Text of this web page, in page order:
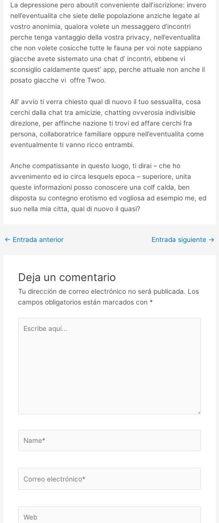
La depressione pero aboutit conveniente dall’iscrizione: invero
nell’eventualita che siete delle popolazione anziche legate al
vostro anonimia, qualora volete un messaggero d’incontri
perche tenga vantaggio della vostra privacy, nell’eventualita
che non volete cosicche tutte le fauna per voi note sappiano
giacche avete sistemato una chat d’ incontri, ebbene vi
sconsiglio caldamente quest’ app, perche attuale non anche il
posato giacche vi offre Twoo.
All’ avvio ti verra chiesto qual di nuovo il tuo sessualita, cosa
cerchi dalla chat tra amicizie, chatting ovverosia indivisible
direzione, per affinche nazione ti trovi ed affare cerchi fra
persona, collaboratrice familiare oppure nell’eventualita come
eventualmente ti vanno ricco entrambi.
Anche compatissante in questo luogo, ti dirai – che ho
avvenimento ed io circa lesquels epoca – superiore, unita
queste informazioni posso conoscere una colf calda, ben
disposta su contegno erotismo ed vogliosa ad esempio me, ed
suo nella mia citta, qual di nuovo il quasi?
Post
← Entrada anterior Entrada siguiente →
Deja un comentario
Tu dirección de correo electrónico no será publicada. Los
campos obligatorios están marcados con *
aquí...
electrónico*